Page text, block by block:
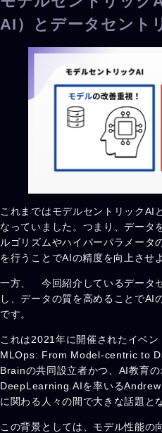
AI）とデータセント
これまではモデルセントリックAI
なっていました。つまり、データ
ルゴリズムやハイパーパラメータ
を行うことでAIの精度を向上させ
一方、 今回紹介しているデータ
し、データの質を高めることでAI
です。
これは2021年に開催されたイベ
MLOps: From Model-centric to
Brainの共同設立者かつ、AI教育
DeepLearning.AIを率いる
に関わる人々の間で大きな話題と
この背景としては、モデル性能の